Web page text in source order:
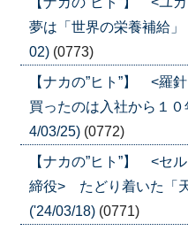
夢は「世界の栄養補給
02) (0773)
【ナカの”ヒト”】 <
買ったのは入社から１
4/03/25) (0772)
【ナカの”ヒト”】 <セ
締役> たどり着いた「
('24/03/18) (0771)